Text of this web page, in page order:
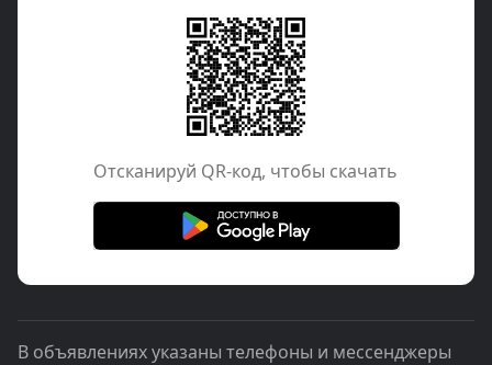
Отcканируй QR-код, чтобы скачать
В объявлениях указаны телефоны и мессенджеры